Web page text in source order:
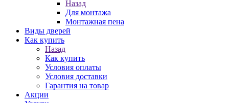
Назад
Для монтажа
Монтажная пена
Виды дверей
Как купить
Назад
Как купить
Условия оплаты
Условия доставки
Гарантия на товар
Акции